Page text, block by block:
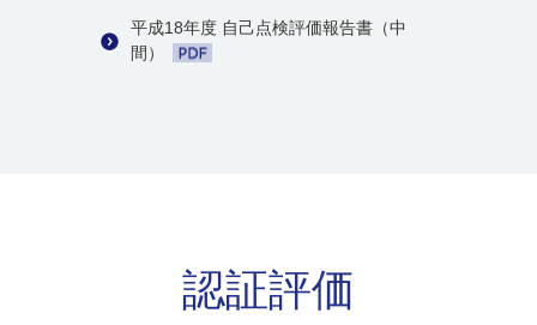
平成18年度 自己点検評価報告書（中
間）
認証評価